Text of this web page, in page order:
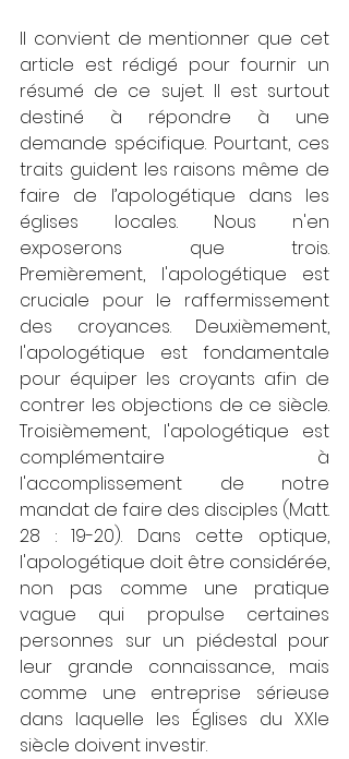
Il convient de mentionner que cet
article est rédigé pour fournir un
résumé de ce sujet. Il est surtout
destiné à répondre à une
demande spécifique. Pourtant, ces
traits guident les raisons même de
faire de l’apologétique dans les
églises locales. Nous n'en
exposerons que trois.
Premièrement, l'apologétique est
cruciale pour le raffermissement
des croyances. Deuxièmement,
l'apologétique est fondamentale
pour équiper les croyants afin de
contrer les objections de ce siècle.
Troisièmement, l'apologétique est
complémentaire à
l'accomplissement de notre
mandat de faire des disciples (Matt.
28 : 19-20). Dans cette optique,
l'apologétique doit être considérée,
non pas comme une pratique
vague qui propulse certaines
personnes sur un piédestal pour
leur grande connaissance, mais
comme une entreprise sérieuse
dans laquelle les Églises du XXIe
siècle doivent investir.